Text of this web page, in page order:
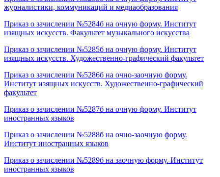
журналистики, коммуникаций и медиаобразования
Приказ о зачислении №5284б на очную форму. Институт
изящных искусств. Факультет музыкального искусства
Приказ о зачислении №5285б на очную форму. Институт
изящных искусств. Художественно-графический факультет
Приказ о зачислении №5286б на очно-заочную форму.
Институт изящных искусств. Художественно-графический
факультет
Приказ о зачислении №5287б на очную форму. Институт
иностранных языков
Приказ о зачислении №5288б на очно-заочную форму.
Институт иностранных языков
Приказ о зачислении №5289б на заочную форму. Институт
иностранных языков